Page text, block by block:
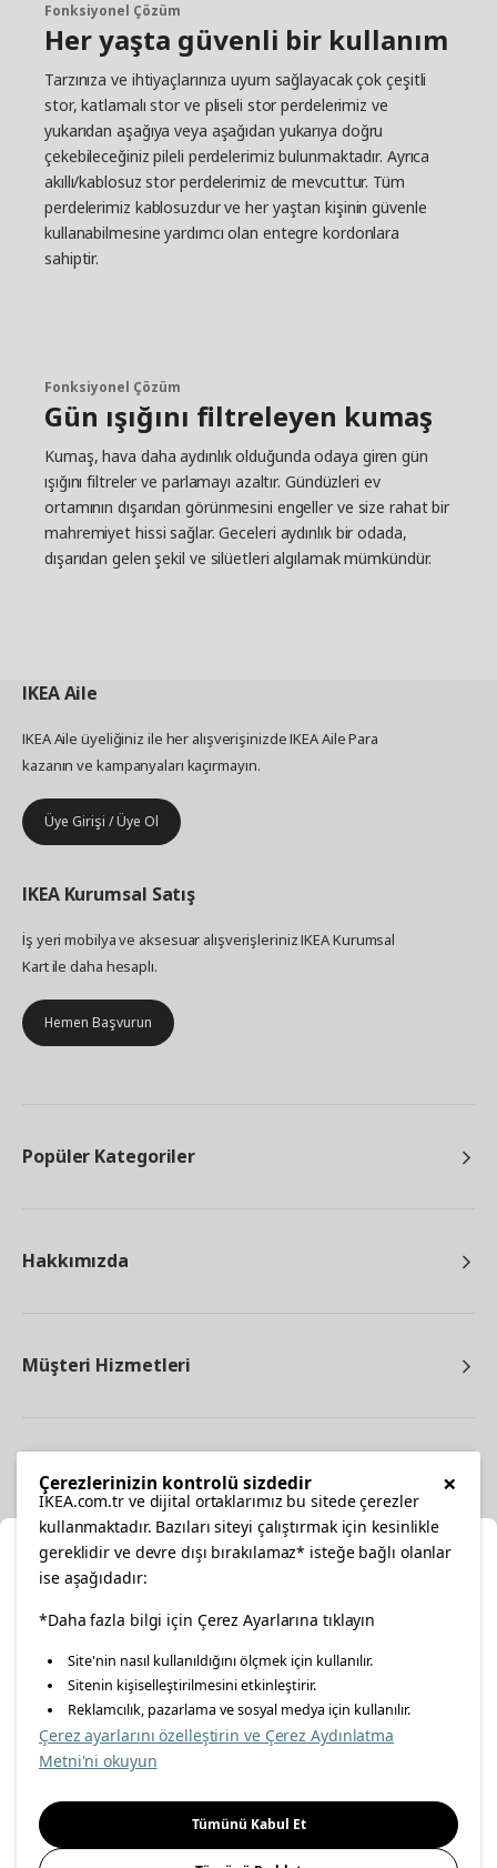
Fonksiyonel Çözüm
Her yaşta güvenli bir kullanım
Tarzınıza ve ihtiyaçlarınıza uyum sağlayacak çok çeşitli
stor, katlamalı stor ve pliseli stor perdelerimiz ve
yukarıdan aşağıya veya aşağıdan yukarıya doğru
çekebileceğiniz pileli perdelerimiz bulunmaktadır. Ayrıca
akıllı/kablosuz stor perdelerimiz de mevcuttur. Tüm
perdelerimiz kablosuzdur ve her yaştan kişinin güvenle
kullanabilmesine yardımcı olan entegre kordonlara
sahiptir.
Fonksiyonel Çözüm
Gün ışığını filtreleyen kumaş
Kumaş, hava daha aydınlık olduğunda odaya giren gün
ışığını filtreler ve parlamayı azaltır. Gündüzleri ev
ortamının dışarıdan görünmesini engeller ve size rahat bir
mahremiyet hissi sağlar. Geceleri aydınlık bir odada,
dışarıdan gelen şekil ve silüetleri algılamak mümkündür.
IKEAAile
IKEA Aile üyeliğiniz ile her alışverişinizde IKEA Aile Para
kazanın ve kampanyaları kaçırmayın.
Üye Girişi / Üye Ol
IKEA Kurumsal Satış
İş yeri mobilya ve aksesuar alışverişleriniz IKEA Kurumsal
Kart ile daha hesaplı.
Hemen Başvurun
Popüler Kategoriler
Hakkımızda
Müşteri Hizmetleri
facebooktwitterinstagrampinterestyoutube
linkedin
Enerji Politikası Bilgi Güvenliği Politikası
Gıda Güvenliği Politikası
Önemli Bilgilendirme İnternet Sitesi Gizlilik Politikası
Konumunuzu Seçin
İnternetten vereceğiniz siparişlerinizde size özel hizmet ve
içerikleri görebilmek için lütfen konumuzu seçin.
İl seçiniz
Seçiniz
×
Çerezlerinizin kontrolü sizdedir
IKEA.com.tr ve dijital ortaklarımız bu sitede çerezler
kullanmaktadır. Bazıları siteyi çalıştırmak için kesinlikle
gereklidir ve devre dışı bırakılamaz* isteğe bağlı olanlar
ise aşağıdadır:
*Daha fazla bilgi için Çerez Ayarlarına tıklayın
Site'nin nasıl kullanıldığını ölçmek için kullanılır.
Sitenin kişiselleştirilmesini etkinleştirir.
Reklamcılık, pazarlama ve sosyal medya için kullanılır.
Çerez ayarlarını özelleştirin ve Çerez Aydınlatma
Metni'ni okuyun
Tümünü Kabul Et